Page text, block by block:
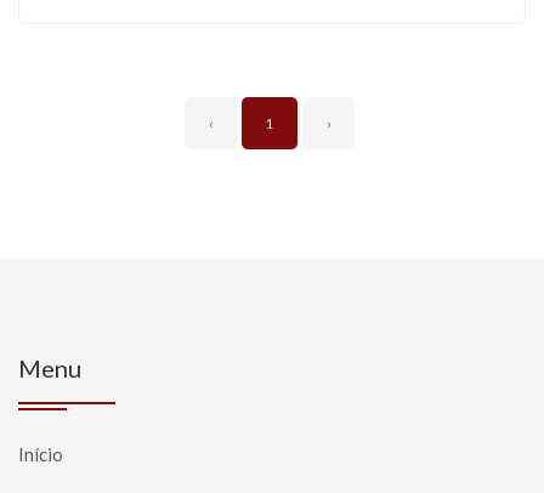
‹ 1 ›
Menu
Início